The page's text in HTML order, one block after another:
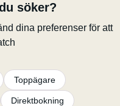
söker?
dina preferenser för att
Toppägare
Direktbokning